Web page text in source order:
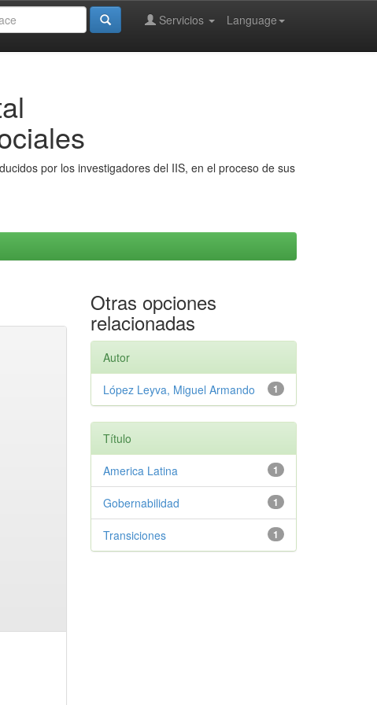
Language
Servicios
por los investigadores del IIS, en el proceso de sus
Otras opciones
relacionadas
Autor
1
López Leyva, Miguel Armando
Título
1
America Latina
1
Gobernabilidad
1
Transiciones